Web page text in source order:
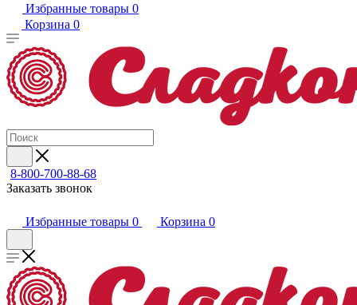
Избранные товары 0
Корзина 0
8-800-700-88-68
Заказать звонок
Избранные товары 0 Корзина 0